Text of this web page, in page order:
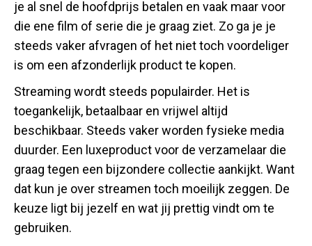
je al snel de hoofdprijs betalen en vaak maar voor
die ene film of serie die je graag ziet. Zo ga je je
steeds vaker afvragen of het niet toch voordeliger
is om een afzonderlijk product te kopen.
Streaming wordt steeds populairder. Het is
toegankelijk, betaalbaar en vrijwel altijd
beschikbaar. Steeds vaker worden fysieke media
duurder. Een luxeproduct voor de verzamelaar die
graag tegen een bijzondere collectie aankijkt. Want
dat kun je over streamen toch moeilijk zeggen. De
keuze ligt bij jezelf en wat jij prettig vindt om te
gebruiken.